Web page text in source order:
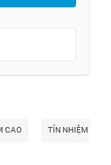
CAO TÍN NHIỆM THẤP